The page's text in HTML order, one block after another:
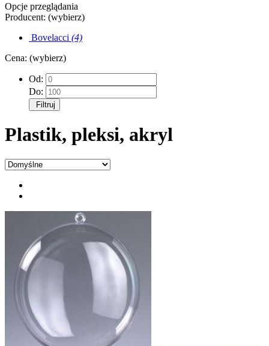
Opcje przeglądania
Producent: (wybierz)
Bovelacci (4)
Cena: (wybierz)
Od:
Do:
Filtruj
Plastik, pleksi, akryl